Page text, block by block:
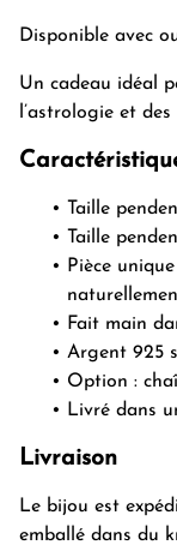
Disponible avec
Un cadeau idéal
l’astrologie et
Taille
Taille
Pièce
Fait main
Argent 925
Option :
Livré dans
Livraison
Le bijou est
emballé dans du